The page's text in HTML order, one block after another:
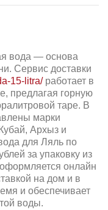
вода — основа
Сервис доставки
15-litra/работает в
предлагая горную
таре. В
марки
Архыз и
для Ляль по
за упаковку из
онлайн
на дом и в
и обеспечивает
воды.